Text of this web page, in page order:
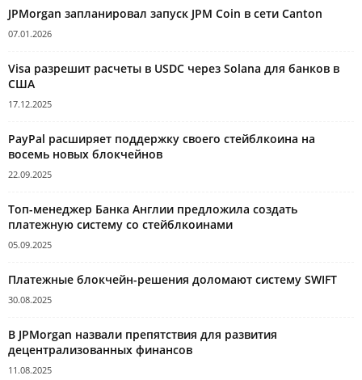
JPMorgan запланировал запуск JPM Coin в сети Canton
07.01.2026
Visa разрешит расчеты в USDC через Solana для банков в
США
17.12.2025
PayPal расширяет поддержку своего стейблкоина на
восемь новых блокчейнов
22.09.2025
Топ-менеджер Банка Англии предложила создать
платежную систему со стейблкоинами
05.09.2025
Платежные блокчейн-решения доломают систему SWIFT
30.08.2025
В JPMorgan назвали препятствия для развития
децентрализованных финансов
11.08.2025